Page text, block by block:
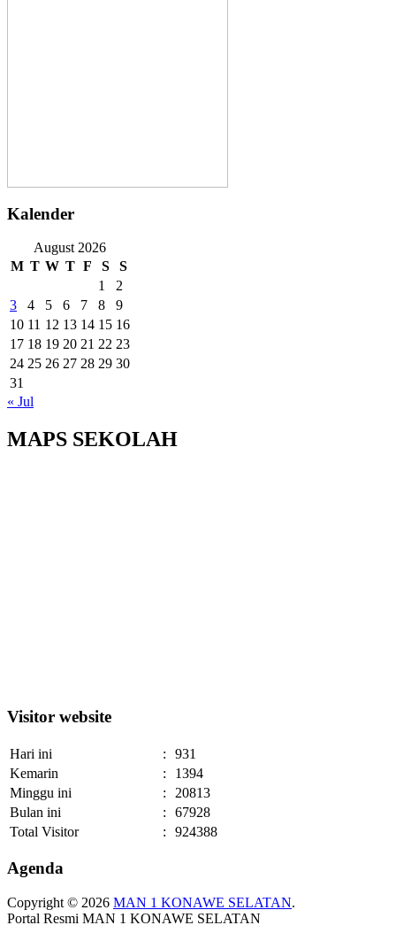
Kalender
August 2026
M T W T F S
S
1
2
3
4 5 6 7 8
9
10 11 12 13 14 15 16
17 18 19 20 21 22 23
24 25 26 27 28 29 30
31
« Jul
MAPS SEKOLAH
Visitor website
Hari ini :
931
Kemarin
:
1394
Minggu ini
:
20813
Bulan ini
:
67928
Total Visitor
: 924388
Agenda
Copyright © 2026 MAN 1 KONAWE SELATAN.
Portal Resmi MAN 1 KONAWE SELATAN